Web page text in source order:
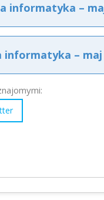
informatyka –
informatyka – maj